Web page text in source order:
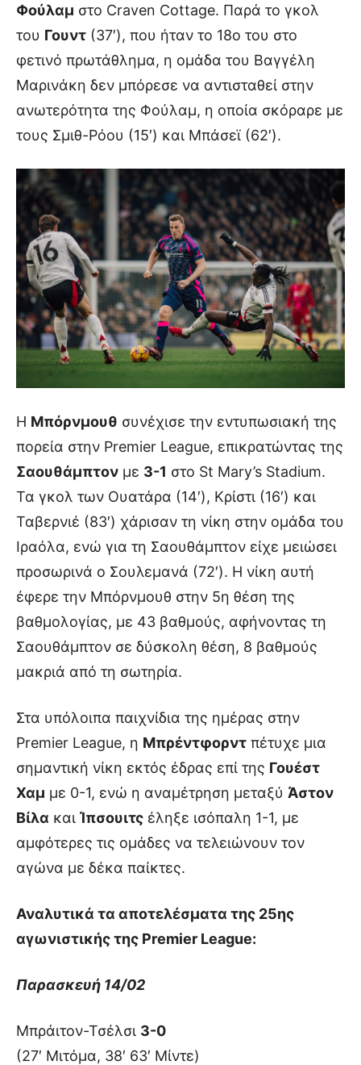
Φούλαμ στο Craven Cottage. Παρά το γκολ
του Γουντ (37′), που ήταν το 18ο του στο
φετινό πρωτάθλημα, η ομάδα του Βαγγέλη
Μαρινάκη δεν μπόρεσε να αντισταθεί στην
ανωτερότητα της Φούλαμ, η οποία σκόραρε με
τους Σμιθ-Ρόου (15′) και Μπάσεϊ (62′).
Η Μπόρνμουθ συνέχισε την εντυπωσιακή της
πορεία στην Premier League, επικρατώντας της
Σαουθάμπτον με 3-1 στο St Mary’s Stadium.
Τα γκολ των Ουατάρα (14′), Κρίστι (16′) και
Ταβερνιέ (83′) χάρισαν τη νίκη στην ομάδα του
Ιραόλα, ενώ για τη Σαουθάμπτον είχε μειώσει
προσωρινά ο Σουλεμανά (72′). Η νίκη αυτή
έφερε την Μπόρνμουθ στην 5η θέση της
βαθμολογίας, με 43 βαθμούς, αφήνοντας τη
Σαουθάμπτον σε δύσκολη θέση, 8 βαθμούς
μακριά από τη σωτηρία.
Στα υπόλοιπα παιχνίδια της ημέρας στην
Premier League, η Μπρέντφορντ πέτυχε μια
σημαντική νίκη εκτός έδρας επί της Γουέστ
Χαμ με 0-1, ενώ η αναμέτρηση μεταξύ Άστον
Βίλα και Ίπσουιτς έληξε ισόπαλη 1-1, με
αμφότερες τις ομάδες να τελειώνουν τον
αγώνα με δέκα παίκτες.
Αναλυτικά τα αποτελέσματα της 25ης
αγωνιστικής της Premier League:
Παρασκευή 14/02
Μπράιτον-Τσέλσι 3-0
(27′ Μιτόμα, 38′ 63′ Μίντε)